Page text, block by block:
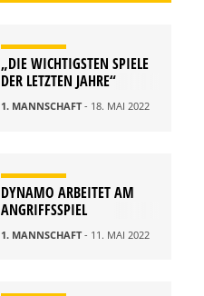
„DIE WICHTIGSTEN SPIELE
DER LETZTEN JAHRE“
1. MANNSCHAFT- 18. MAI 2022
DYNAMO ARBEITET AM
ANGRIFFSSPIEL
1. MANNSCHAFT- 11. MAI 2022